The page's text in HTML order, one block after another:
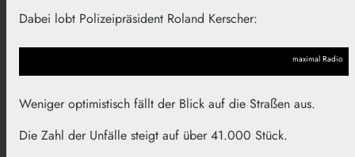
Dabei lobt Polizeipräsident Roland Kerscher:
maximal Radio
Weniger optimistisch fällt der Blick auf die Straßen aus.
Die Zahl der Unfälle steigt auf über 41.000 Stück.